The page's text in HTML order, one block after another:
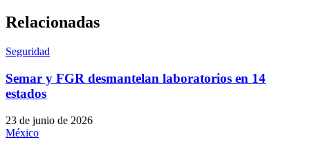
Relacionadas
Seguridad
Semar y FGR desmantelan laboratorios en 14
estados
23 de junio de 2026
México